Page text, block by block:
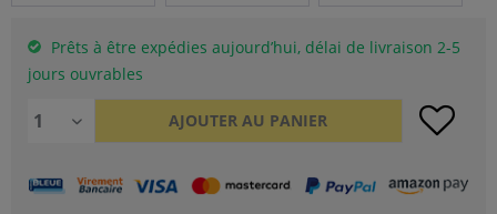
Prêts à être expédies aujourd’hui, délai de livraison 2-5
jours ouvrables
AJOUTER AU PANIER